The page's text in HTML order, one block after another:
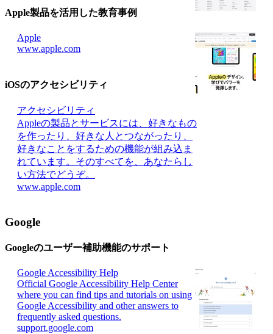
Apple製品を活用した教育事例
Apple
www.apple.com
iOSのアクセシビリティ
アクセシビリティ
Appleの製品とサービスには、好きなもの
を作ったり、好きな人とつながったり、
好きなことをするための機能が組み込ま
れています。そのすべてを、あなたらし
い方法でどうぞ。
www.apple.com
Google
Googleのユーザー補助機能のサポート
Google Accessibility Help
Official Google Accessibility Help Center
where you can find tips and tutorials on using
Google Accessibility and other answers to
frequently asked questions.
support.google.com